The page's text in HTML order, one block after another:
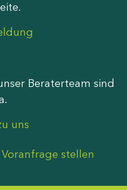
Beraterteam sind
uns
stellen